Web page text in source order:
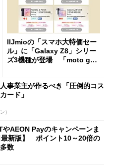
IIJmioの「スマホ大特価セー
ル」に「Galaxy Z8」シリー
ズ3機種が登場 「moto g37
事業主が作るべき「圧倒的コス
ード」
）
やAEON Payのキャンペーンま
最新版】 ポイント10～20倍の
数